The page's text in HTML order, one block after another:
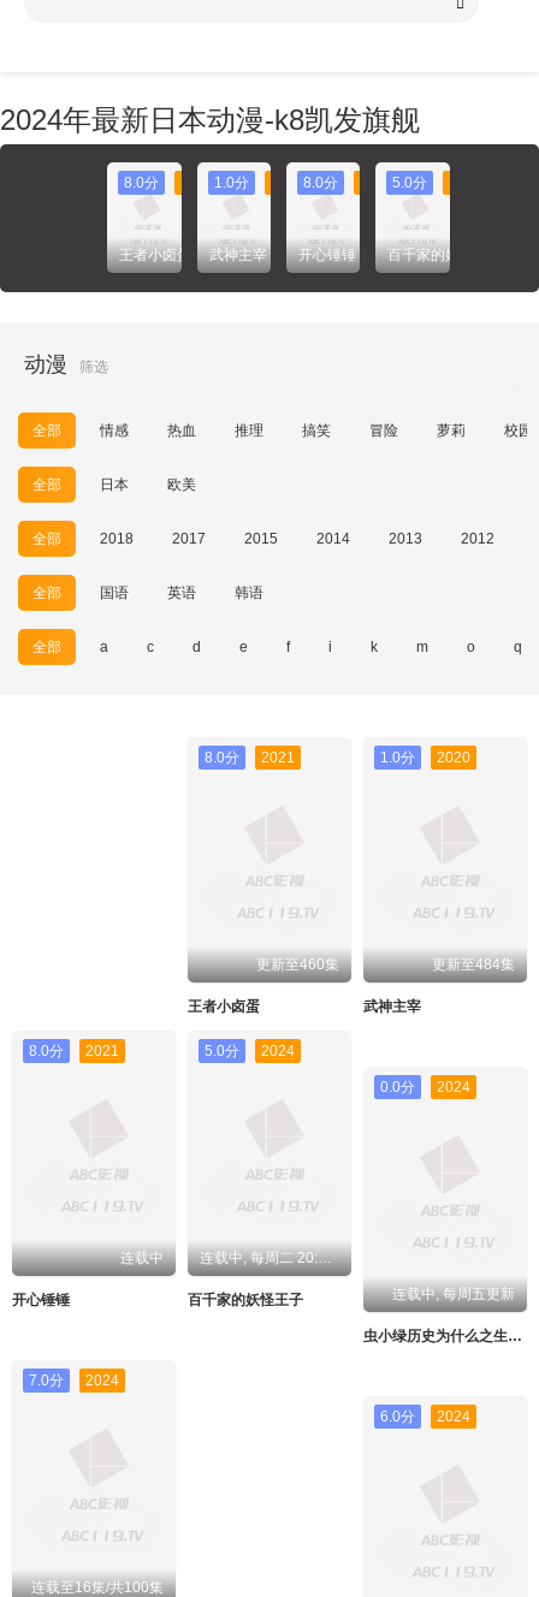
2024年最新日本动漫-k8凯发旗舰
8.0分 2021
王者小卤蛋
1.0分 2020
武神主宰
8.0分 2021
开心锤锤
5.0分 2024
百千家的妖怪王子
动漫 筛选
全部 情感 热血 推理 搞笑 冒险 萝莉 校园
全部 日本 欧美
全部 2018 2017 2015 2014 2013 2012
全部 国语 英语 韩语
全部 a c d e f i k m o q
8.0分 2021
更新至460集
王者小卤蛋
1.0分 2020
更新至484集
武神主宰
8.0分 2021
连载中
开心锤锤
5.0分 2024
连载中, 每周二 20:00更新
百千家的妖怪王子
0.0分 2024
连载中, 每周五更新
虫小绿历史为什么之生活篇
7.0分 2024
连载至16集/共100集
6.0分 2024